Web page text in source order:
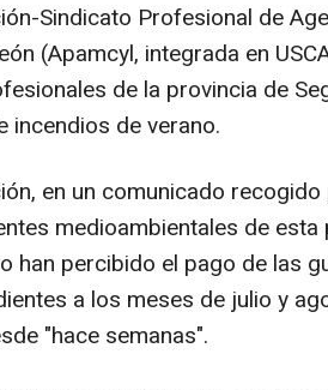
Sindicato Profesional de
(Apamcyl, integrada en
de la provincia de
incendios de verano.
en un comunicado
medioambientales de
han percibido el pago de las
a los meses de julio y
"hace semanas".